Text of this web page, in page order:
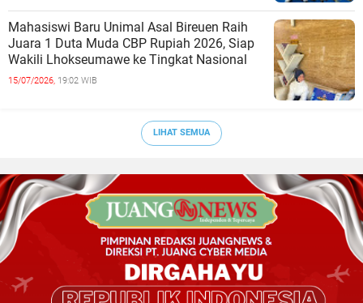
Mahasiswi Baru Unimal Asal Bireuen Raih
Juara 1 Duta Muda CBP Rupiah 2026, Siap
Wakili Lhokseumawe ke Tingkat Nasional
15/07/2026, 19:02 WIB
LIHAT SEMUA